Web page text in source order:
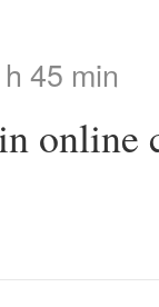
45 min
online